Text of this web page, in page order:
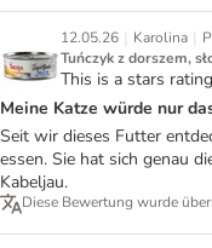
12.05.26 | Karolina |
Tuńczyk z dorszem,
This is a stars
Meine Katze würde nur
Seit wir dieses Futter
essen. Sie hat sich genau
Kabeljau.
Diese Bewertung wurde